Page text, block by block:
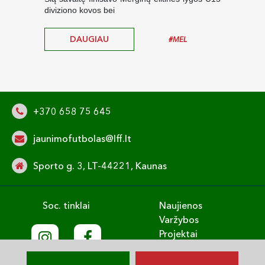
diviziono kovos bei
DAUGIAU #MEL
+370 658 75 645
jaunimofutbolas@lff.lt
Sporto g. 3, LT-44221, Kaunas
Soc. tinklai
Naujienos
Varžybos
Projektai